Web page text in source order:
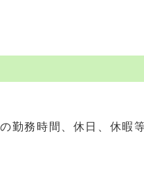
勤務時間、休日、休暇